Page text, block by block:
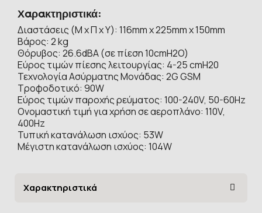
Χαρακτηριστικά:
Διαστάσεις (Μ x Π x Υ): 116mm x 225mm x 150mm
Βάρος: 2 kg
Θόρυβος: 26.6dBA (σε πίεση 10cmH2O)
Εύρος τιμών πίεσης λειτουργίας: 4-25 cmH20
Τεχνολογία Ασύρματης Μονάδας: 2G GSM
Τροφοδοτικό: 90W
Εύρος τιμών παροχής ρεύματος: 100-240V, 50-60Hz
Ονομαστική τιμή για χρήση σε αεροπλάνο: 110V,
400Hz
Τυπική κατανάλωση ισχύος: 53W
Μέγιστη κατανάλωση ισχύος: 104W
Χαρακτηριστικά